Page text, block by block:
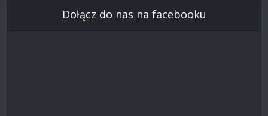
Dołącz do nas na facebooku